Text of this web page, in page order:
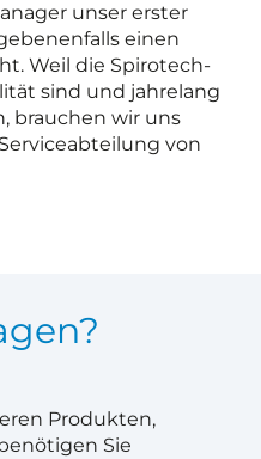
unser erster
einen
Weil die Spirotech-
sind und jahrelang
brauchen wir uns
von
Produkten,
Sie